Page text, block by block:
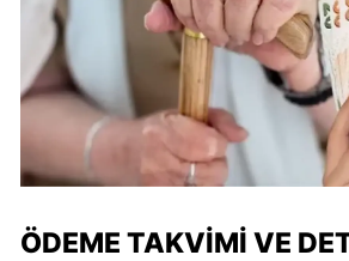
ÖDEME TAKVIMI VE